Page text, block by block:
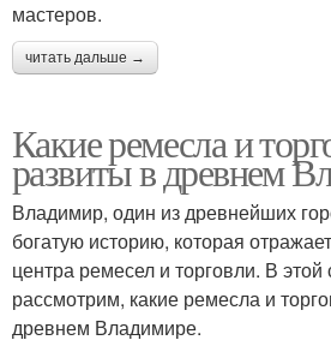
мастеров.
читать дальше →
Какие ремесла и
развиты в древнем
Владимир, один из древнейших
богатую историю, которая
центра ремесел и торговли. В этой
рассмотрим, какие ремесла и
древнем Владимире.